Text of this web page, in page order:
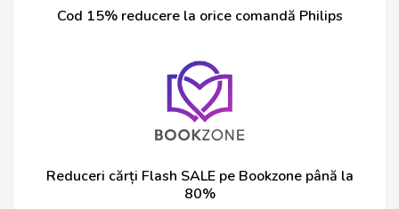
Cod 15% reducere la orice comandă Philips
Reduceri cărți Flash SALE pe Bookzone până la
80%